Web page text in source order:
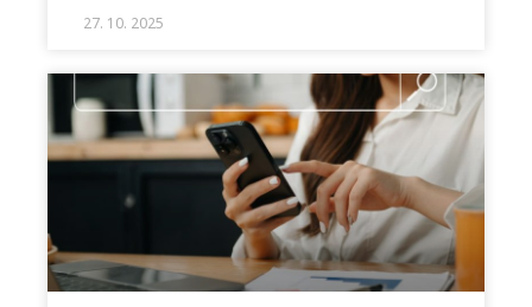
27. 10. 2025